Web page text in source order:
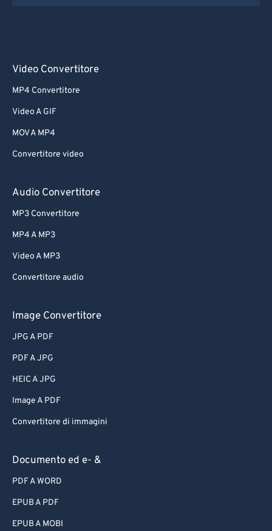
Video Convertitore
MP4 Convertitore
Video A GIF
MOV A MP4
Convertitore video
Audio Convertitore
MP3 Convertitore
MP4 A MP3
Video A MP3
Convertitore audio
Image Convertitore
JPG A PDF
PDF A JPG
HEIC A JPG
Image A PDF
Convertitore di immagini
Documento ed e- &
PDF A WORD
EPUB A PDF
EPUB A MOBI